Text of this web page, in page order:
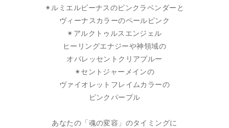
✴︎ルミエルビーナスのピンクラベンダーと
ヴィーナスカラーのペールピンク
✴︎アルクトゥルスエンジェル
ヒーリングエナジーや神領域の
オパレッセントクリアブルー
✴︎セントジャーメインの
ヴァイオレットフレイムカラーの
ピンクパープル
あなたの「魂の変容」のタイミングに